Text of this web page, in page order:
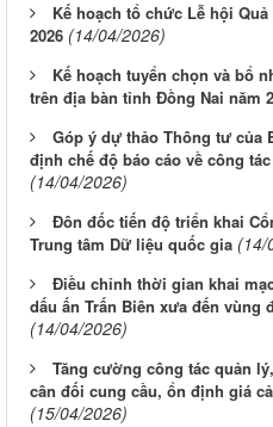
Kế hoạch tổ chức Lễ hội
2026 (14/04/2026)
Kế hoạch tuyển chọn và bổ
trên địa bàn tỉnh Đồng Nai năm
Góp ý dự thảo Thông tư của
định chế độ báo cáo về công
(14/04/2026)
Đôn đốc tiến độ triển khai
Trung tâm Dữ liệu quốc gia (14/
Điều chỉnh thời gian khai
dấu ấn Trấn Biên xưa đến vùng
(14/04/2026)
Tăng cường công tác quản
cân đối cung cầu, ổn định giá
(15/04/2026)